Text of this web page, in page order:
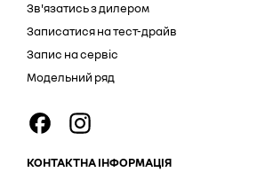
Зв'язатись з дилером
Записатися на тест-драйв
Запис на сервіс
Модельний ряд
КОНТАКТНА ІНФОРМАЦІЯ